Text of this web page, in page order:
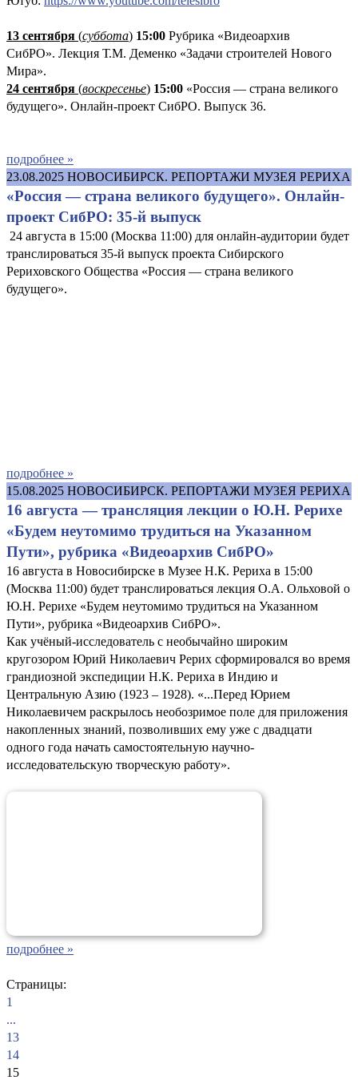
13 сентября (суббота) 15:00 Рубрика «Видеоархив
СибРО». Лекция Т.М. Деменко «Задачи строителей Нового
Мира».
24 сентября (воскресенье) 15:00 «Россия — страна великого
будущего». Онлайн-проект СибРО. Выпуск 36.
подробнее »
23.08.2025 НОВОСИБИРСК. РЕПОРТАЖИ МУЗЕЯ РЕРИХА
«Россия — страна великого будущего». Онлайн-
проект СибРО: 35-й выпуск
24 августа в 15:00 (Москва 11:00) для онлайн-аудитории будет
транслироваться 35-й выпуск проекта Сибирского
Рериховского Общества «Россия — страна великого
будущего».
подробнее »
15.08.2025 НОВОСИБИРСК. РЕПОРТАЖИ МУЗЕЯ РЕРИХА
16 августа — трансляция лекции о Ю.Н. Рерихе
«Будем неутомимо трудиться на Указанном
Пути», рубрика «Видеоархив СибРО»
16 августа в Новосибирске в Музее Н.К. Рериха в 15:00
(Москва 11:00) будет транслироваться лекция О.А. Ольховой о
Ю.Н. Рерихе «Будем неутомимо трудиться на Указанном
Пути», рубрика «Видеоархив СибРО».
Как учёный-исследователь с необычайно широким
кругозором Юрий Николаевич Рерих сформировался во время
грандиозной экспедиции Н.К. Рериха в Индию и
Центральную Азию (1923 – 1928). «...Перед Юрием
Николаевичем раскрылось необозримое поле для приложения
накопленных знаний, позволивших ему уже с двадцати
одного года начать самостоятельную научно-
исследовательскую творческую работу».
подробнее »
Страницы:
1
...
13
14
15